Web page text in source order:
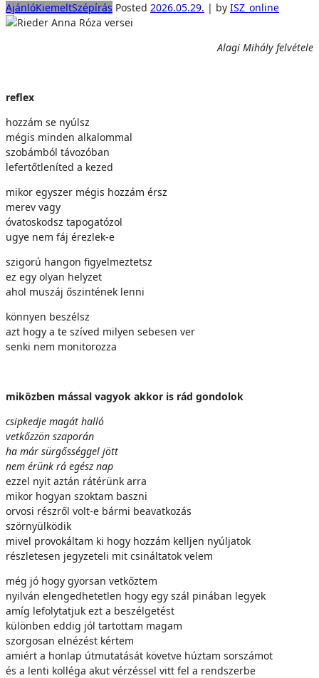
AjánlóKiemeltSzépírás Posted 2026.05.29. | by ISZ_online
Alagi Mihály felvétele
reflex
hozzám se nyúlsz
mégis minden alkalommal
szobámból távozóban
lefertőtleníted a kezed
mikor egyszer mégis hozzám érsz
merev vagy
óvatoskodsz tapogatózol
ugye nem fáj érezlek-e
szigorú hangon figyelmeztetsz
ez egy olyan helyzet
ahol muszáj őszintének lenni
könnyen beszélsz
azt hogy a te szíved milyen sebesen ver
senki nem monitorozza
miközben mással vagyok akkor is rád gondolok
csipkedje magát halló
vetkőzzön szaporán
ha már sürgősséggel jött
nem érünk rá egész nap
ezzel nyit aztán rátérünk arra
mikor hogyan szoktam baszni
orvosi részről volt-e bármi beavatkozás
szörnyülködik
mivel provokáltam ki hogy hozzám kelljen nyúljatok
részletesen jegyzeteli mit csináltatok velem
még jó hogy gyorsan vetkőztem
nyilván elengedhetetlen hogy egy szál pinában legyek
amíg lefolytatjuk ezt a beszélgetést
különben eddig jól tartottam magam
szorgosan elnézést kértem
amiért a honlap útmutatását követve húztam sorszámot
és a lenti kolléga akut vérzéssel vitt fel a rendszerbe